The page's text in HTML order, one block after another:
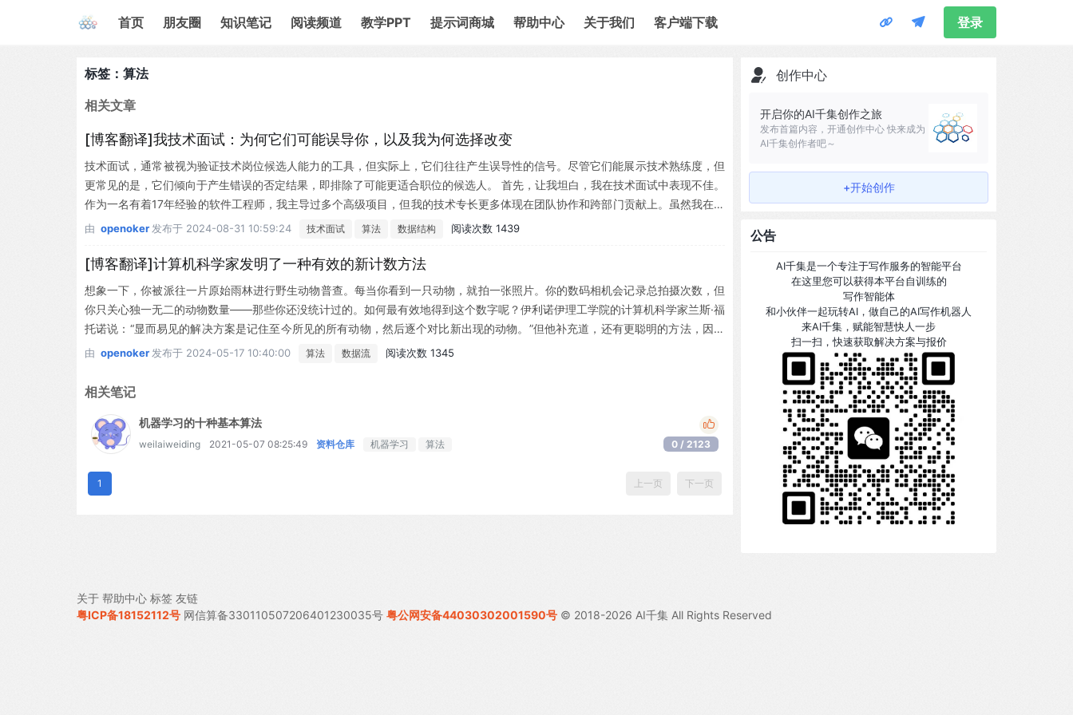
首页 朋友圈 知识笔记 阅读频道 教学PPT 提示词商城 帮助中心 关于我们 客户端下载 登录
标签：算法
相关文章
[博客翻译]我技术面试：为何它们可能误导你，以及我为何选择改变
技术面试，通常被视为验证技术岗位候选人能力的工具，但实际上，它们往往产生误导性的信号。尽管它们能展示技术熟练度，但
更常见的是，它们倾向于产生错误的否定结果，即排除了可能更适合职位的候选人。 首先，让我坦白，我在技术面试中表现不佳。
作为一名有着17年经验的软件工程师，我主导过多个高级项目，但我的技术专长更多体现在团队协作和跨部门贡献上。虽然我在招
聘时也成功过，但我并非依赖纯技术知识筛选人才。 问题的关键在于，技术面试往往聚焦于琐碎的问题，如算法、数据结构...
由 openoker 发布于 2024-08-31 10:59:24 技术面试 算法 数据结构 阅读次数 1439
[博客翻译]计算机科学家发明了一种有效的新计数方法
想象一下，你被派往一片原始雨林进行野生动物普查。每当你看到一只动物，就拍一张照片。你的数码相机会记录总拍摄次数，但
你只关心独一无二的动物数量——那些你还没统计过的。如何最有效地得到这个数字呢？伊利诺伊理工学院的计算机科学家兰斯·福
托诺说：“显而易见的解决方案是记住至今所见的所有动物，然后逐个对比新出现的动物。”但他补充道，还有更聪明的方法，因为
如果有数千条记录，显而易见的方式并不简单…
由 openoker 发布于 2024-05-17 10:40:00 算法 数据流 阅读次数 1345
相关笔记
机器学习的十种基本算法
weilaiweiding 2021-05-07 08:25:49 资料仓库 机器学习 算法 0 / 2123
上一页 下一页
1
创作中心
开启你的AI千集创作之旅
发布首篇内容，开通创作中心 快来成为
AI千集创作者吧～
+开始创作
公告
AI千集是一个专注于写作服务的智能平台
在这里您可以获得本平台自训练的
写作智能体
和小伙伴一起玩转AI，做自己的AI写作机器人
来AI千集，赋能智慧快人一步
扫一扫，快速获取解决方案与报价
关于 帮助中心 标签 友链
粤ICP备18152112号 网信算备330110507206401230035号 粤公网安备44030302001590号 © 2018-2026 AI千集 All Rights Reserved